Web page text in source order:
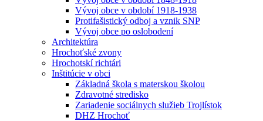
Vývoj obce v období 1918-1938
Protifašistický odboj a vznik SNP
Vývoj obce po oslobodení
Architektúra
Hrochoťské zvony
Hrochotskí richtári
Inštitúcie v obci
Základná škola s materskou školou
Zdravotné stredisko
Zariadenie sociálnych služieb Trojlístok
DHZ Hrochoť